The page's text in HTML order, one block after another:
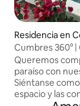
Residencia en
Cumbres 360°
Nubes
Queremos
paraíso con
Siéntanse
espacio y las